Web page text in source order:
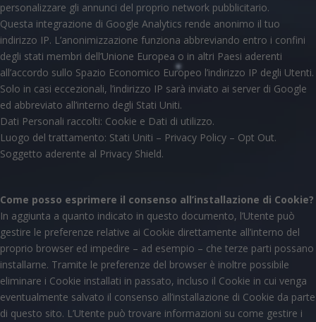
personalizzare gli annunci del proprio network pubblicitario.
Questa integrazione di Google Analytics rende anonimo il tuo
indirizzo IP. L’anonimizzazione funziona abbreviando entro i confini
degli stati membri dell’Unione Europea o in altri Paesi aderenti
all’accordo sullo Spazio Economico Europeo l’indirizzo IP degli Utenti.
Solo in casi eccezionali, l’indirizzo IP sarà inviato ai server di Google
ed abbreviato all’interno degli Stati Uniti.
Dati Personali raccolti: Cookie e Dati di utilizzo.
Luogo del trattamento: Stati Uniti – Privacy Policy – Opt Out.
Soggetto aderente al Privacy Shield.
Come posso esprimere il consenso all’installazione di Cookie?
In aggiunta a quanto indicato in questo documento, l’Utente può
gestire le preferenze relative ai Cookie direttamente all’interno del
proprio browser ed impedire – ad esempio – che terze parti possano
installarne. Tramite le preferenze del browser è inoltre possibile
eliminare i Cookie installati in passato, incluso il Cookie in cui venga
eventualmente salvato il consenso all’installazione di Cookie da parte
di questo sito. L’Utente può trovare informazioni su come gestire i